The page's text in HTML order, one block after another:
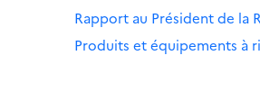
Rapport au Président de la
Produits et équipements à